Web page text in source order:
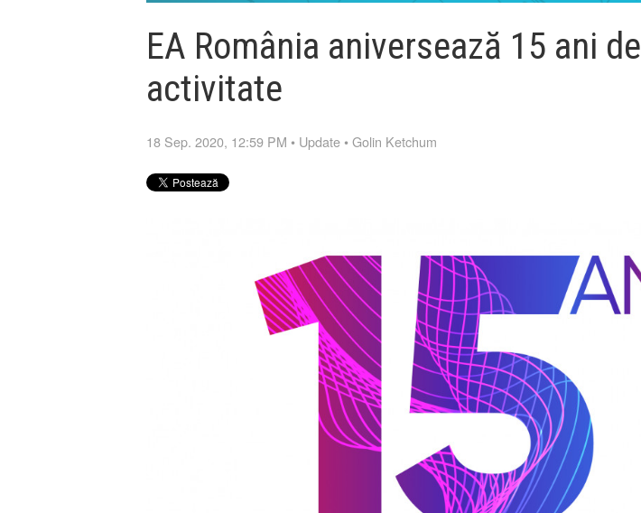
EA România aniversează 15 ani de
activitate
18 Sep. 2020, 12:59 PM • Update •Golin Ketchum